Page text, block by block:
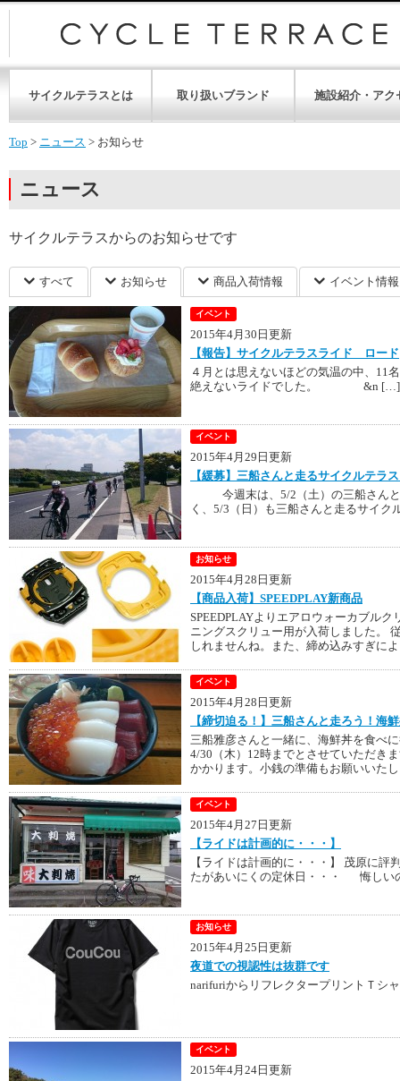
サイクルテラスとは 取り扱いブランド 施設紹介・アク
Top > ニュース > お知らせ
ニュース
サイクルテラスからのお知らせです
すべて お知らせ 商品入荷情報 イベント情報
イベント
2015年4月30日更新
【報告】サイクルテラスライド ロード
４月とは思えないほどの気温の中、11
絶えないライドでした。 &n […]
イベント
2015年4月29日更新
【緩募】三船さんと走るサイクルテラ
今週末は、5/2（土）の三船さんと
く、5/3（日）も三船さんと走るサイ
お知らせ
2015年4月28日更新
【商品入荷】SPEEDPLAY新商品
SPEEDPLAYよりエアロウォーカブル
ニングスクリュー用が入荷しました。
しれませんね。また、締め込みすぎに
イベント
2015年4月28日更新
【締切迫る！】三船さんと走ろう！海
三船雅彦さんと一緒に、海鮮丼を食べ
4/30（木）12時までとさせていただき
かかります。小銭の準備もお願いいた
イベント
2015年4月27日更新
【ライドは計画的に・・・】
【ライドは計画的に・・・】 茂原に
たがあいにくの定休日・・・ 悔し
お知らせ
2015年4月25日更新
夜道での視認性は抜群です
narifuriからリフレクタープリン
イベント
2015年4月24日更新